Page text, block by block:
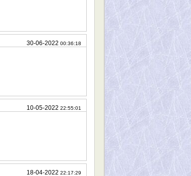
30-06-2022 00:36:18
10-05-2022 22:55:01
18-04-2022 22:17:29